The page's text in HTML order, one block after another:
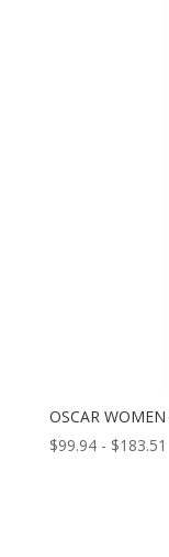
OSCAR
$99.94 - $183.51